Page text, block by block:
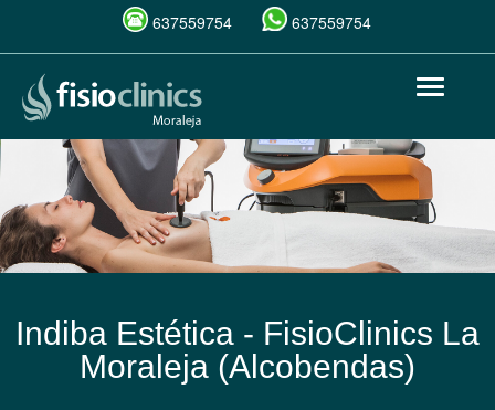
Pasar
contenido
principal
637559754 637559754
Toggle
Indiba Estética - FisioClinics La
Moraleja (Alcobendas)